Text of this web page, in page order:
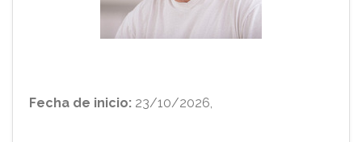
Fecha de inicio: 23/10/2026,